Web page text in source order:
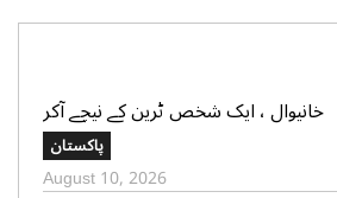
خانیوال ، ایک شخص ٹرین کے نیچے آکر
جابحق
پاکستان
August 10, 2026